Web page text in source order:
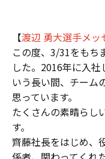
【渡辺 勇大選手メッ
この度、3/31をもち
した。2016年に入
いう長い間、チーム
思っています。
たくさんの素晴らし
す。
齊藤社長をはじめ、